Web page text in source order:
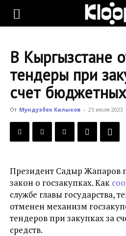
KLOOP.KG
Новости
Кыргызстана
В Кыргызстане
тендеры при
счет
От Мундузбек Калыков - 25 июля 2023
Президент Садыр Жапаров
закон о госзакупках. Как
службе главы государства,
отменен механизм
тендеров при закупках за
средств.